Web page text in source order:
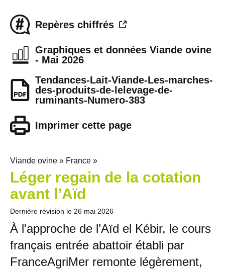
Repères chiffrés
Graphiques et données Viande ovine
- Mai 2026
Tendances-Lait-Viande-Les-marches-
des-produits-de-lelevage-de-
ruminants-Numero-383
Imprimer cette page
Viande ovine » France »
Léger regain de la cotation
avant l’Aïd
Dernière révision le 26 mai 2026
À l'approche de l’Aïd el Kébir, le cours
français entrée abattoir établi par
FranceAgriMer remonte légèrement,